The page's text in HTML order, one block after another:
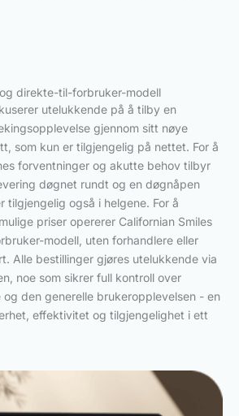
direkte-til-forbruker-modell
utelukkende på å tilby en
gjennom sitt nøye
som kun er tilgjengelig på nettet. For å
forventninger og akutte behov tilbyr
døgnet rundt og en døgnåpen
tilgjengelig også i helgene. For å
priser opererer Californian Smiles
modell, uten forhandlere eller
Alle bestillinger gjøres utelukkende via
noe som sikrer full kontroll over
den generelle brukeropplevelsen - en
effektivitet og tilgjengelighet i ett